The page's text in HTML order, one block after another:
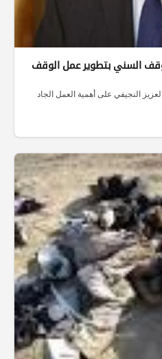
السني بتطوير عمل الوقف
النجيفي على أهمية العمل الجاد